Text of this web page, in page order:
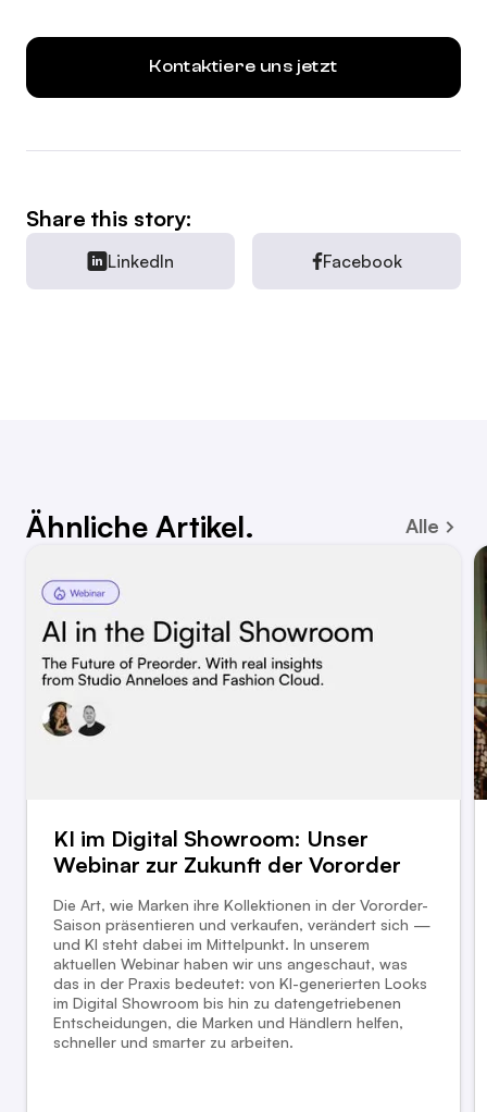
Kontaktiere uns jetzt
Share this story:
LinkedIn Facebook
Ähnliche Artikel. Alle
KI im Digital Showroom: Unser
Webinar zur Zukunft der Vororder
Die Art, wie Marken ihre Kollektionen in der Vororder-
Saison präsentieren und verkaufen, verändert sich —
und KI steht dabei im Mittelpunkt. In unserem
aktuellen Webinar haben wir uns angeschaut, was
das in der Praxis bedeutet: von KI-generierten Looks
im Digital Showroom bis hin zu datengetriebenen
Entscheidungen, die Marken und Händlern helfen,
schneller und smarter zu arbeiten.